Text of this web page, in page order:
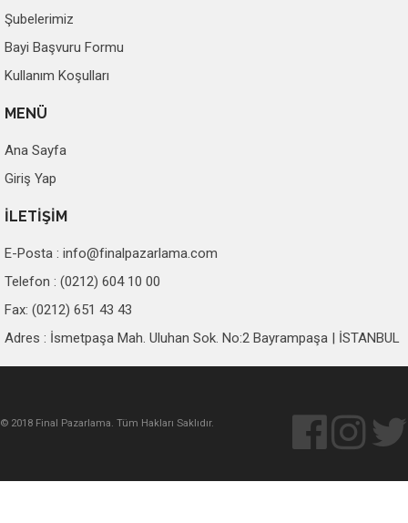
Şubelerimiz
Bayi Başvuru Formu
Kullanım Koşulları
MENÜ
Ana Sayfa
Giriş Yap
İLETİŞİM
E-Posta : info@finalpazarlama.com
Telefon : (0212) 604 10 00
Fax: (0212) 651 43 43
Adres : İsmetpaşa Mah. Uluhan Sok. No:2 Bayrampaşa | İSTANBUL
© 2018 Final Pazarlama. Tüm Hakları Saklıdır.